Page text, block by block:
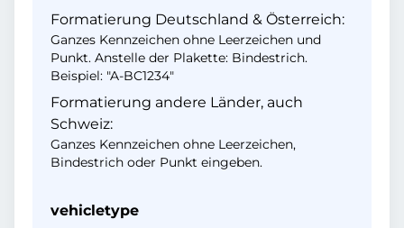
Formatierung Deutschland & Österreich:
Ganzes Kennzeichen ohne Leerzeichen und
Punkt. Anstelle der Plakette: Bindestrich.
Beispiel: "A-BC1234"
Formatierung andere Länder, auch
Schweiz:
Ganzes Kennzeichen ohne Leerzeichen,
Bindestrich oder Punkt eingeben.
vehicletype